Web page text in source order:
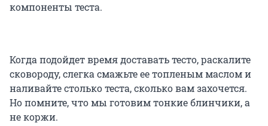
компоненты теста.
Когда подойдет время доставать тесто, раскалите
сковороду, слегка смажьте ее топленым маслом и
наливайте столько теста, сколько вам захочется.
Но помните, что мы готовим тонкие блинчики, а
не коржи.